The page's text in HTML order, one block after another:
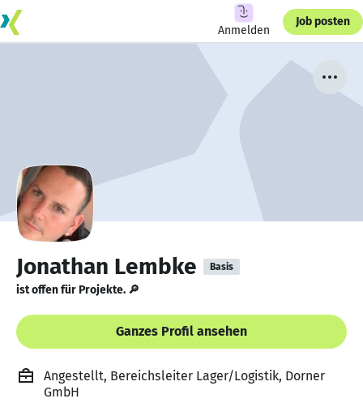
Anmelden
Job posten
Jonathan Lembke Basis
ist offen für Projekte. 🔎
Ganzes Profil ansehen
Angestellt, Bereichsleiter Lager/Logistik, Dorner
GmbH